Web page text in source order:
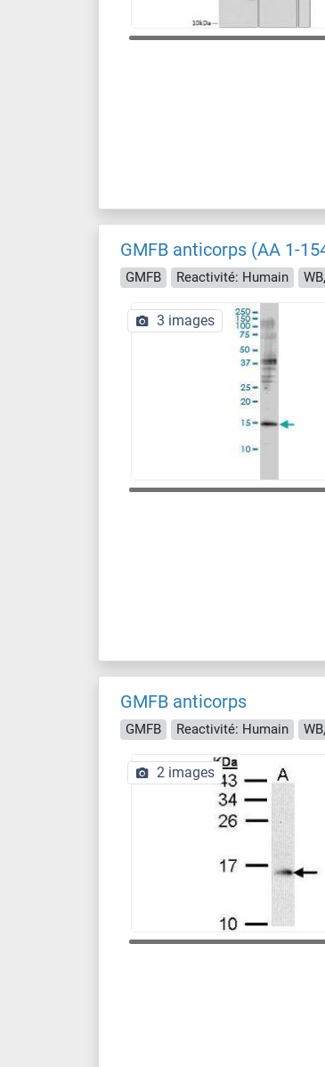
GMFB anticorps (AA 1-
GMFB Reactivité: Humain
3 images
GMFB anticorps
GMFB Reactivité: Humain
2 images